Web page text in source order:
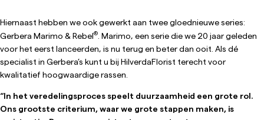
Hiernaast hebben we ook gewerkt aan twee gloednieuwe series:
Gerbera Marimo & Rebel® . Marimo, een serie die we 20 jaar geleden
voor het eerst lanceerden, is nu terug en beter dan ooit. Als dé
specialist in Gerbera’s kunt u bij HilverdaFlorist terecht voor
kwalitatief hoogwaardige rassen.
“In het veredelingsproces speelt duurzaamheid een grote rol.
Ons grootste criterium, waar we grote stappen maken, is